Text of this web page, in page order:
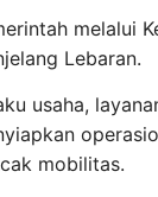
melalui
Lebaran.
usaha,
mobilitas.